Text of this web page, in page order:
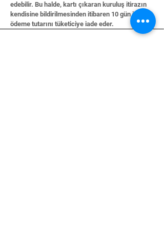
edebilir. Bu halde, kartı çıkaran kuruluş itirazın
kendisine bildirilmesinden itibaren 10 gün içinde
ödeme tutarını tüketiciye iade eder.